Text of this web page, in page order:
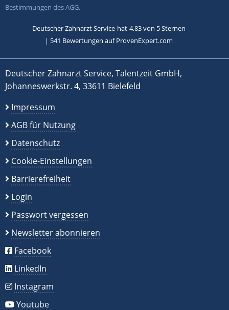
Bestimmungen des AGG.
Deutscher Zahnarzt Service hat 4,83von 5Sternen
| 541 Bewertungen auf ProvenExpert.com
Deutscher Zahnarzt Service, Talentzeit GmbH,
Johanneswerkstr. 4, 33611 Bielefeld
Impressum
AGB für Nutzung
Datenschutz
Cookie-Einstellungen
Barrierefreiheit
Login
Passwort vergessen
Newsletter abonnieren
Facebook
LinkedIn
Instagram
Youtube